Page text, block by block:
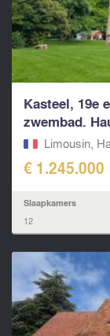
Kasteel, 19e
zwembad.
Limousin,
€ 1.245.000
Slaapkamers
12